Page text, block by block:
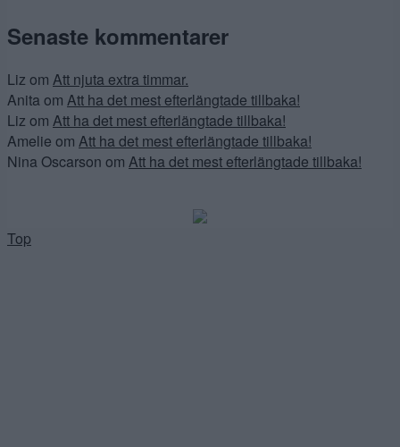
Senaste kommentarer
Liz om Att njuta extra timmar.
Anita om Att ha det mest efterlängtade tillbaka!
Liz om Att ha det mest efterlängtade tillbaka!
Amelie om Att ha det mest efterlängtade tillbaka!
Nina Oscarson om Att ha det mest efterlängtade tillbaka!
Top